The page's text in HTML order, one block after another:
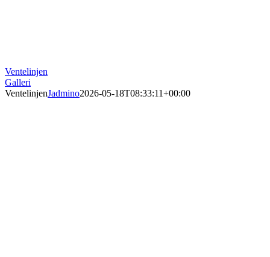
Ventelinjen
Galleri
VentelinjenJadmino2026-05-18T08:33:11+00:00